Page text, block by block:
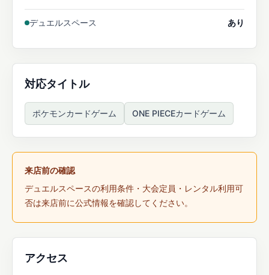
デュエルスペース あり
対応タイトル
ポケモンカードゲーム ONE PIECEカードゲーム
来店前の確認
デュエルスペースの利用条件・大会定員・レンタル利用可
否は来店前に公式情報を確認してください。
アクセス